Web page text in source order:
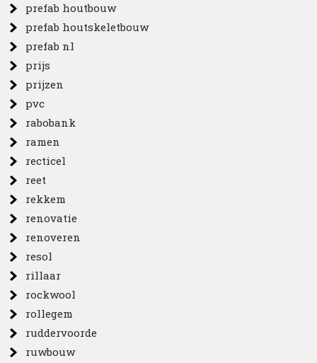
prefab houtbouw
prefab houtskeletbouw
prefab nl
prijs
prijzen
pvc
rabobank
ramen
recticel
reet
rekkem
renovatie
renoveren
resol
rillaar
rockwool
rollegem
ruddervoorde
ruwbouw